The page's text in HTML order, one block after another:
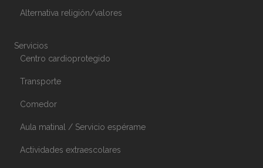
Alternativa religión/valores
Servicios
Centro cardioprotegido
Transporte
Comedor
Aula matinal / Servicio espérame
Actividades extraescolares